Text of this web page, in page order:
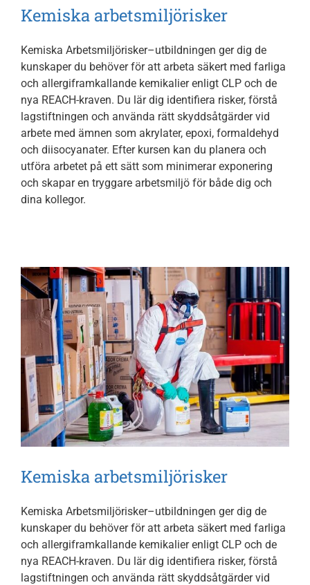
Om oss
Kontakt
Kemiska arbetsmiljörisker
Kemiska Arbetsmiljörisker–utbildningen ger dig de
kunskaper du behöver för att arbeta säkert med farliga
och allergiframkallande kemikalier enligt CLP och de
nya REACH-kraven. Du lär dig identifiera risker, förstå
lagstiftningen och använda rätt skyddsåtgärder vid
arbete med ämnen som akrylater, epoxi, formaldehyd
och diisocyanater. Efter kursen kan du planera och
utföra arbetet på ett sätt som minimerar exponering
och skapar en tryggare arbetsmiljö för både dig och
dina kollegor.
Kemiska arbetsmiljörisker
Kemiska Arbetsmiljörisker–utbildningen ger dig de
kunskaper du behöver för att arbeta säkert med farliga
och allergiframkallande kemikalier enligt CLP och de
nya REACH-kraven. Du lär dig identifiera risker, förstå
lagstiftningen och använda rätt skyddsåtgärder vid